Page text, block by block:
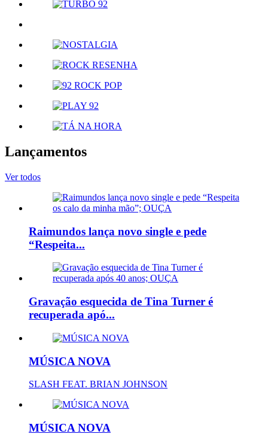
Lançamentos
Ver todos
Raimundos lança novo single e pede
“Respeita...
Gravação esquecida de Tina Turner é
recuperada apó...
MÚSICA NOVA
SLASH FEAT. BRIAN JOHNSON
MÚSICA NOVA